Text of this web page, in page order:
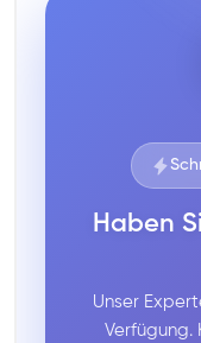
Haben
Unser
Verfügung.